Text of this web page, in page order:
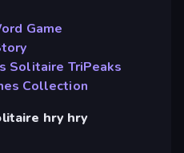
Game
Solitaire TriPeaks
Collection
hry hry